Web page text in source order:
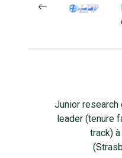
Junior research
leader (tenure
track) à